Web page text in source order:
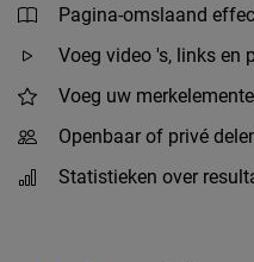
Pagina-omslaand
Voeg video 's, links en
Voeg uw
Openbaar of privé
Statistieken over